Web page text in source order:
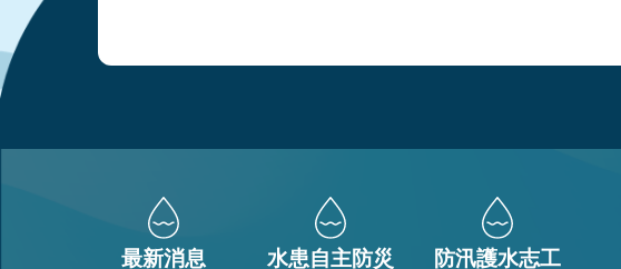
最新消息
水患自主防災
防汛護水志工